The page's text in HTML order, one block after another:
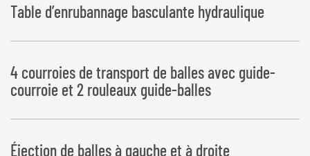
Table d’enrubannage basculante hydraulique
4 courroies de transport de balles avec guide-
courroie et 2 rouleaux guide-balles
Éjection de balles à gauche et à droite